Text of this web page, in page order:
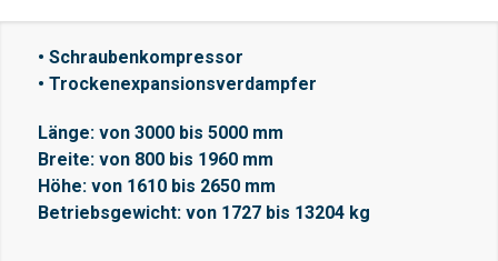
• Schraubenkompressor
• Trockenexpansionsverdampfer
Länge: von 3000 bis 5000 mm
Breite: von 800 bis 1960 mm
Höhe: von 1610 bis 2650 mm
Betriebsgewicht: von 1727 bis 13204 kg